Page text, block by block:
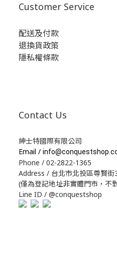
Customer Service
配送及付款
退換貨政策
隱私權條款
Contact Us
紳士特國際有限公司
Email /
Phone / 02-2822-1365
Address / 台北市北投區尊賢
(僅為登記地址非實體門市，不
Line ID / @conquestshop